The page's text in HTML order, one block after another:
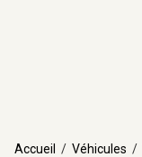
Accueil / Véhicules /